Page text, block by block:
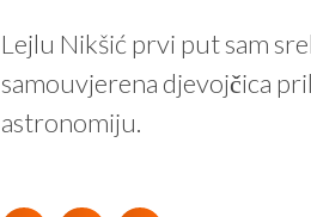
Lejlu Nikšić prvi put sam
samouvjerena djevojčica
astronomiju.